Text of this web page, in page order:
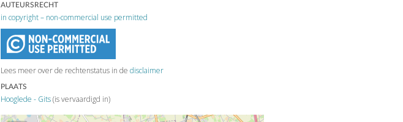
AUTEURSRECHT
in copyright – non-commercial use permitted
Lees meer over de rechtenstatus in de disclaimer
PLAATS
Hooglede - Gits(is vervaardigd in)